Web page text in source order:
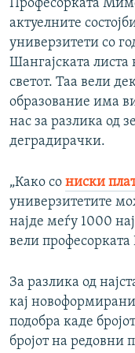
Професорката
актуелните
универзитети со
Шангајската листа
светот. Таа вели
образование има
нас за разлика од
деградирачки.
„Како со ниски
универзитетите
најде меѓу 1000
вели професорката
За разлика од
кај
подобра каде
бројот на редовни